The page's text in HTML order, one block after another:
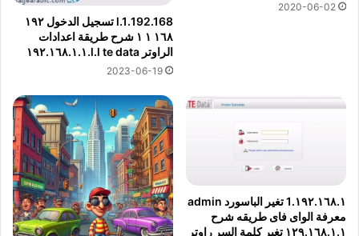
2020-06-02
192.168.l.1 تسجيل الدخول ١٩٢
١٦٨ ١ ١ شرح طريقة اعدادات
الراوتر l.l te data.١٩٢.١٦٨.١.١
2023-06-19
١٩٢.١٦٨.١.1 تغير الباسورد admin
معرفة الواى فاى طريقه شرح
١٢٩.١٦٨.١.١ تغير كلمة السر راوتر